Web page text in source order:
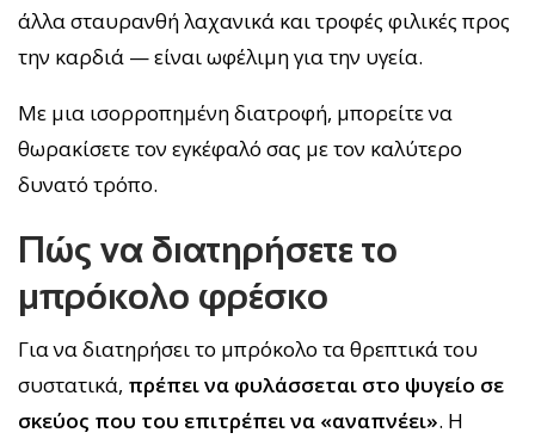
άλλα σταυρανθή λαχανικά και τροφές φιλικές προς
την καρδιά — είναι ωφέλιμη για την υγεία.
Με μια ισορροπημένη διατροφή, μπορείτε να
θωρακίσετε τον εγκέφαλό σας με τον καλύτερο
δυνατό τρόπο.
Πώς να διατηρήσετε το
μπρόκολο φρέσκο
Για να διατηρήσει το μπρόκολο τα θρεπτικά του
συστατικά, πρέπει να φυλάσσεται στο ψυγείο σε
σκεύος που του επιτρέπει να «αναπνέει». Η